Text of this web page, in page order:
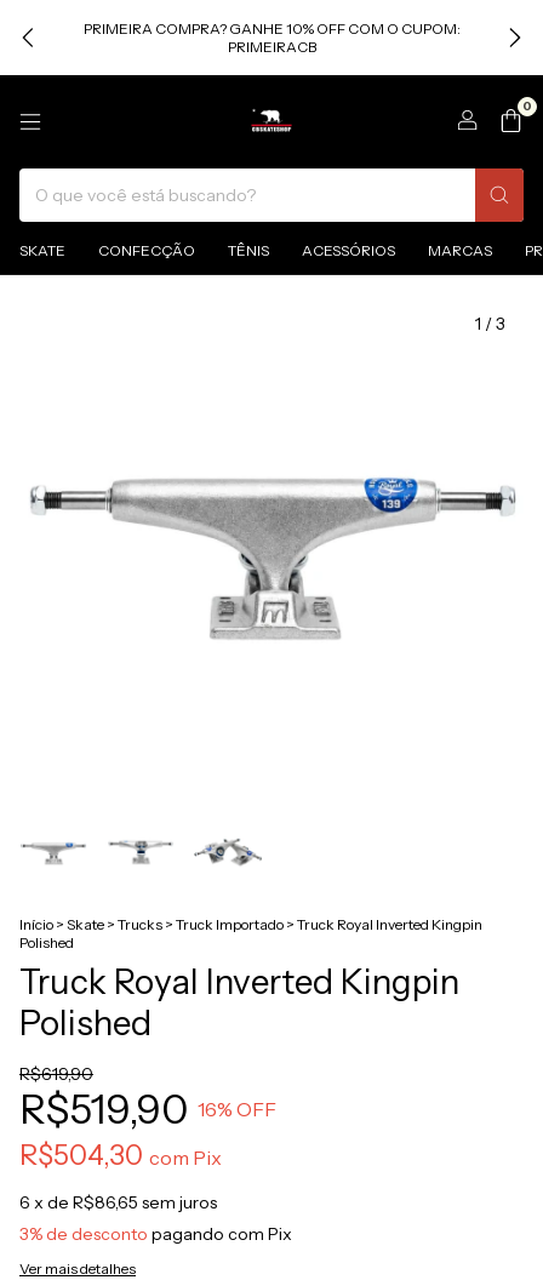
PRIMEIRA COMPRA? GANHE 10% OFF COM O CUPOM:
PRIMEIRACB
0
SKATE CONFECÇÃO TÊNIS ACESSÓRIOS MARCAS
1 /3
Início > Skate > Trucks > Truck Importado > Truck Royal Inverted Kingpin
Polished
Truck Royal Inverted Kingpin
Polished
R$619,90
R$519,90 16% OFF
R$504,30 com Pix
6 x de R$86,65 sem juros
3% de desconto pagando com Pix
Ver mais detalhes